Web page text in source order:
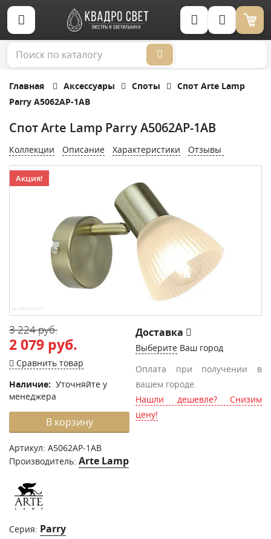
Корзина (0)
Главная Аксессуары Споты
Спот Arte Lamp
Parry A5062AP-1AB
Спот Arte Lamp Parry A5062AP-1AB
Коллекции Описание Характеристики Отзывы
Акция!
3 224 руб.
2 079 руб.
Сравнить товар
Наличие: Уточняйте у
менеджера
В корзину
Артикул: A5062AP-1AB
Производитель: Arte Lamp
Серия: Parry
Доставка
Выберите Ваш город
Оплата при получении в
вашем городе.
Нашли дешевле? Снизим
цену!